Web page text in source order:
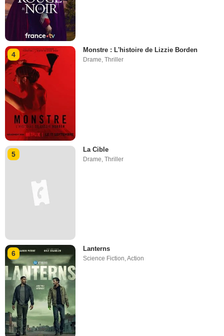
4
Monstre : L'histoire de Lizzie Borden
Drame,Thriller
5
La Cible
Drame ,Thriller
6
Lanterns
Science Fiction,Action